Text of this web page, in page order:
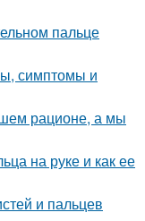
пальце
симптомы и
рационе, а мы
на руке и как ее
и пальцев